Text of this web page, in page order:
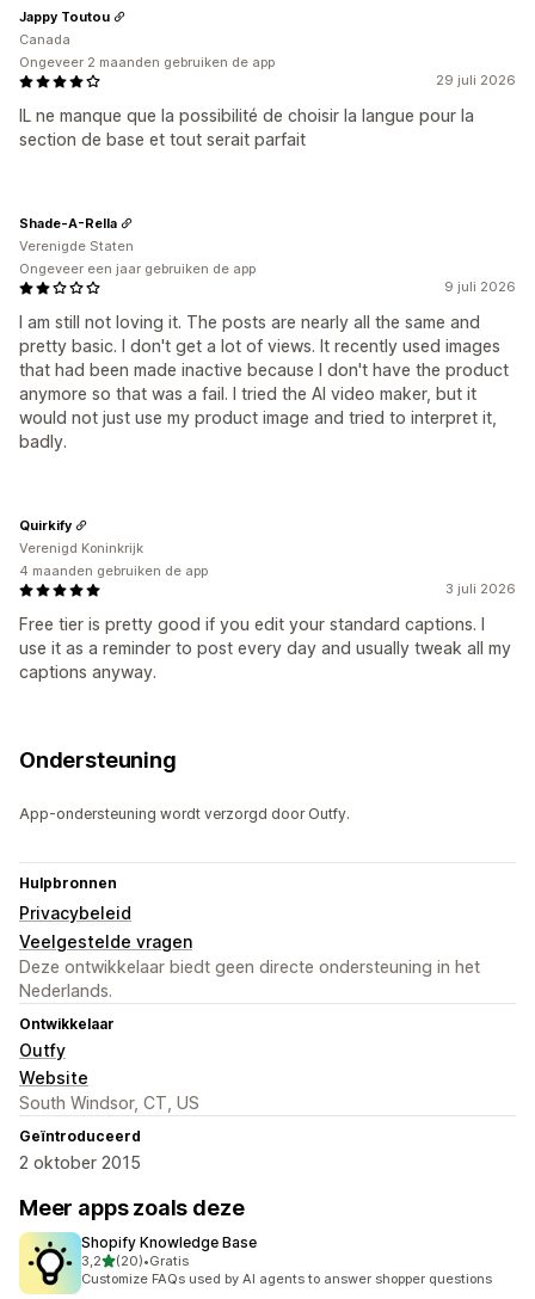
29 juli 2026
IL ne manque que la possibilité de choisir la langue pour la
section de base et tout serait parfait
Jappy Toutou
Canada
Ongeveer 2 maanden gebruiken de app
9 juli 2026
I am still not loving it. The posts are nearly all the same and
pretty basic. I don't get a lot of views. It recently used images
that had been made inactive because I don't have the product
anymore so that was a fail. I tried the AI video maker, but it
would not just use my product image and tried to interpret it,
badly.
Shade-A-Rella
Verenigde Staten
Ongeveer een jaar gebruiken de app
3 juli 2026
Free tier is pretty good if you edit your standard captions. I
use it as a reminder to post every day and usually tweak all my
captions anyway.
Quirkify
Verenigd Koninkrijk
4 maanden gebruiken de app
Ondersteuning
App-ondersteuning wordt verzorgd door Outfy.
Hulpbronnen
Privacybeleid
Veelgestelde vragen
Deze ontwikkelaar biedt geen directe ondersteuning in het
Nederlands.
Ontwikkelaar
Outfy
Website
South Windsor, CT, US
Geïntroduceerd
2 oktober 2015
Meer apps zoals deze
Shopify Knowledge Base
3,2van 5 sterren
(20)
20 recensies in totaal
•Gratis
Customize FAQs used by AI agents to answer shopper questions